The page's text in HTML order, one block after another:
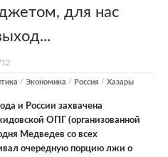
для нас
/ Экономика / Россия / Хазары
и России захвачена
ОПГ (организованной
Медведев со всех
очередную порцию лжи о